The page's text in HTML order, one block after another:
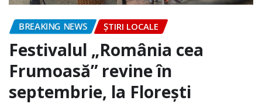
BREAKING NEWS ȘTIRI LOCALE
Festivalul „România cea
Frumoasă” revine în
septembrie, la Florești